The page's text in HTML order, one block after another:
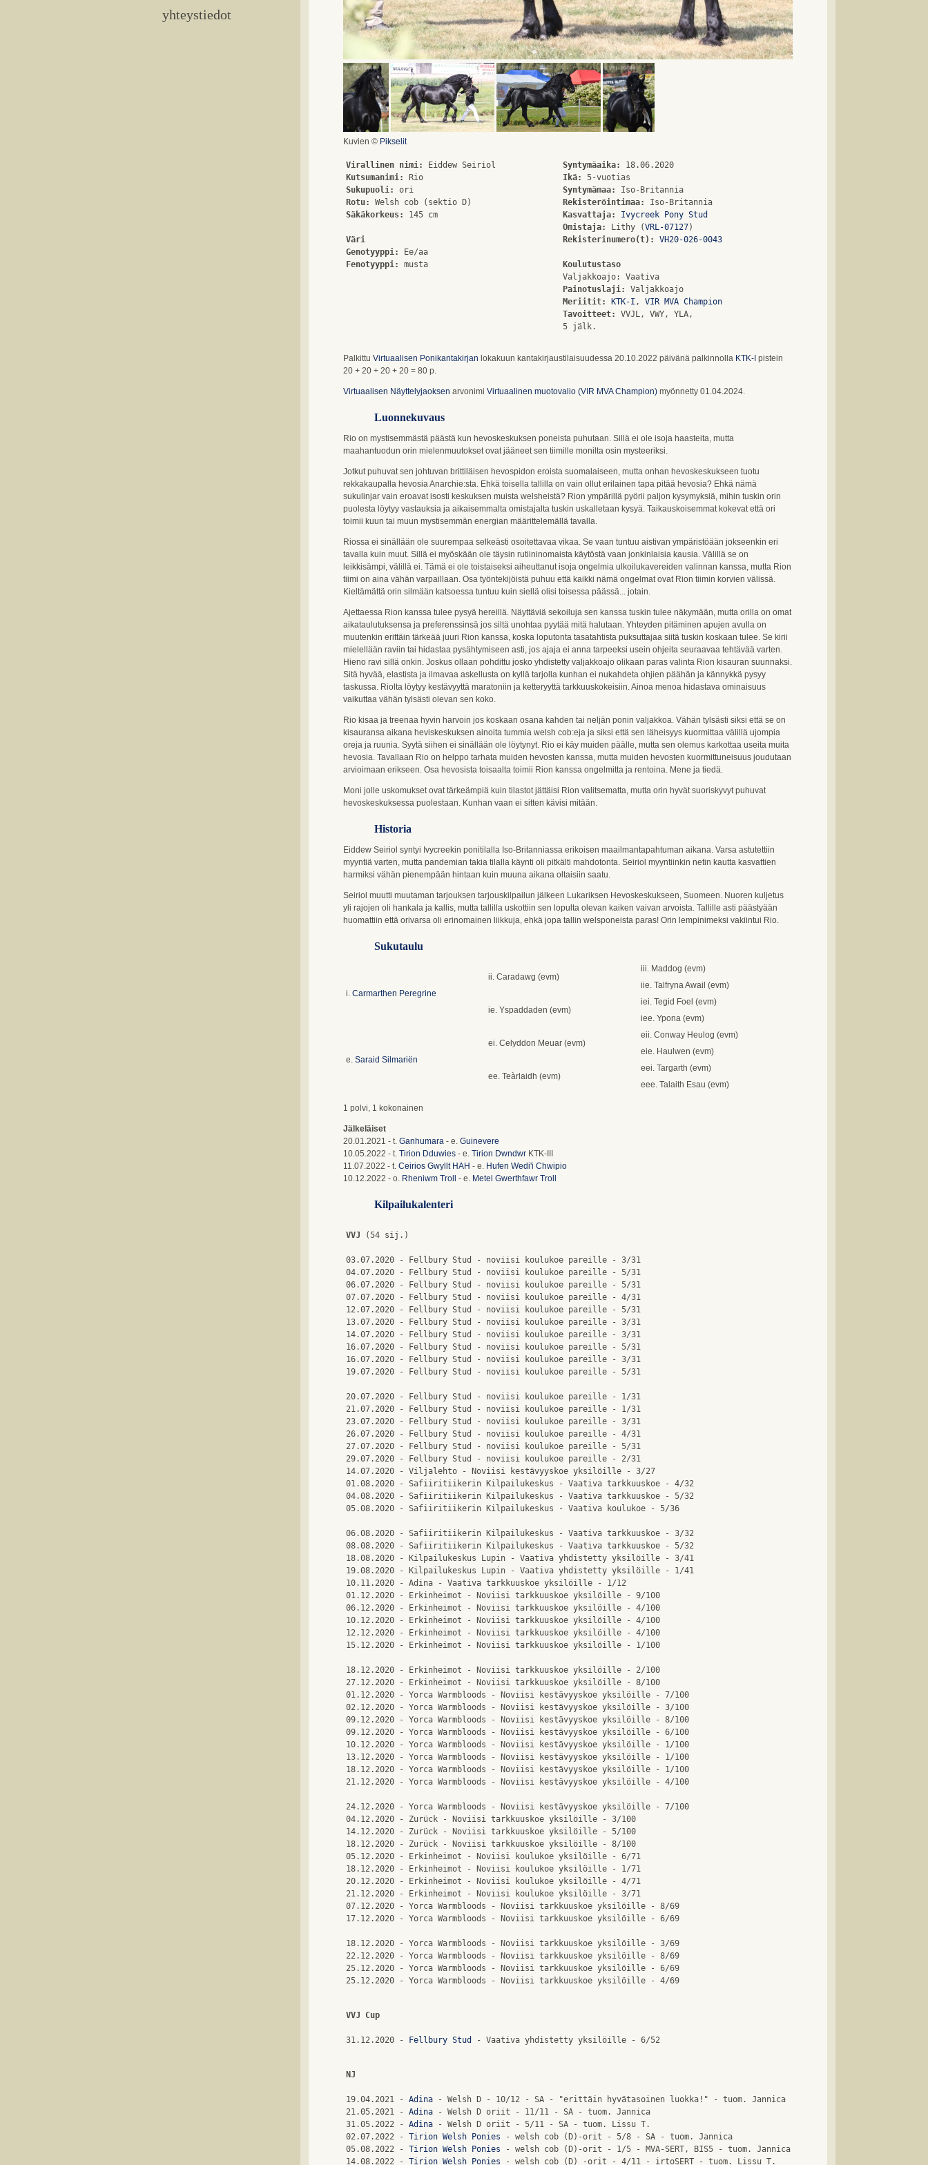
yhteystiedot
Kuvien © Pikselit
Virallinen nimi:
Kutsumanimi:
Sukupuoli:
Rotu:
Säkäkorkeus:
145 cm
Väri
Genotyyppi:
Fenotyyppi:
Syntymäaika:
Ikä:
Syntymämaa:
Rekisteröintimaa:
Kasvattaja:
Ivycreek Pony Stud
Omistaja:
Lithy (VRL-07127
Rekisterinumero(t):
VH20-026-0043
Koulutustaso
Painotuslaji:
Meriitit:
KTK-I , VIR MVA Champion
Tavoitteet:
VVJL, VWY, YLA,
Palkittu Virtuaalisen Ponikantakirjan lokakuun kantakirjaustilaisuudessa 20.10.2022 päivänä palkinnolla KTK-I pistein
20 + 20 + 20 + 20 = 80 p.
Virtuaalisen Näyttelyjaoksen arvonimi Virtuaalinen muotovalio (VIR MVA Champion) myönnetty 01.04.2024.
Luonnekuvaus
Rio on mystisemmästä päästä kun hevoskeskuksen poneista puhutaan. Sillä ei ole isoja haasteita, mutta
maahantuodun orin mielenmuutokset ovat jääneet sen tiimille monilta osin mysteeriksi.
Jotkut puhuvat sen johtuvan brittiläisen hevospidon eroista suomalaiseen, mutta onhan hevoskeskukseen tuotu
rekkakaupalla hevosia Anarchie:sta. Ehkä toisella tallilla on vain ollut erilainen tapa pitää hevosia? Ehkä nämä
sukulinjar vain eroavat isosti keskuksen muista welsheistä? Rion ympärillä pyörii paljon kysymyksiä, mihin tuskin orin
puolesta löytyy vastauksia ja aikaisemmalta omistajalta tuskin uskalletaan kysyä. Taikauskoisemmat kokevat että ori
toimii kuun tai muun mystisemmän energian määrittelemällä tavalla.
Riossa ei sinällään ole suurempaa selkeästi osoitettavaa vikaa. Se vaan tuntuu aistivan ympäristöään jokseenkin eri
tavalla kuin muut. Sillä ei myöskään ole täysin rutiininomaista käytöstä vaan jonkinlaisia kausia. Välillä se on
leikkisämpi, välillä ei. Tämä ei ole toistaiseksi aiheuttanut isoja ongelmia ulkoilukavereiden valinnan kanssa, mutta Rion
tiimi on aina vähän varpaillaan. Osa työntekijöistä puhuu että kaikki nämä ongelmat ovat Rion tiimin korvien välissä.
Kieltämättä orin silmään katsoessa tuntuu kuin siellä olisi toisessa päässä... jotain.
Ajettaessa Rion kanssa tulee pysyä hereillä. Näyttäviä sekoiluja sen kanssa tuskin tulee näkymään, mutta orilla on omat
aikataulutuksensa ja preferenssinsä jos siltä unohtaa pyytää mitä halutaan. Yhteyden pitäminen apujen avulla on
muutenkin erittäin tärkeää juuri Rion kanssa, koska loputonta tasatahtista puksuttajaa siitä tuskin koskaan tulee. Se kirii
mielellään raviin tai hidastaa pysähtymiseen asti, jos ajaja ei anna tarpeeksi usein ohjeita seuraavaa tehtävää varten.
Hieno ravi sillä onkin. Joskus ollaan pohdittu josko yhdistetty valjakkoajo olikaan paras valinta Rion kisauran suunnaksi.
Sitä hyvää, elastista ja ilmavaa askellusta on kyllä tarjolla kunhan ei nukahdeta ohjien päähän ja kännykkä pysyy
taskussa. Riolta löytyy kestävyyttä maratoniin ja ketteryyttä tarkkuuskokeisiin. Ainoa menoa hidastava ominaisuus
vaikuttaa vähän tylsästi olevan sen koko.
Rio kisaa ja treenaa hyvin harvoin jos koskaan osana kahden tai neljän ponin valjakkoa. Vähän tylsästi siksi että se on
kisauransa aikana heviskeskuksen ainoita tummia welsh cob:eja ja siksi että sen läheisyys kuormittaa välillä ujompia
oreja ja ruunia. Syytä siihen ei sinällään ole löytynyt. Rio ei käy muiden päälle, mutta sen olemus karkottaa useita muita
hevosia. Tavallaan Rio on helppo tarhata muiden hevosten kanssa, mutta muiden hevosten kuormittuneisuus joudutaan
arvioimaan erikseen. Osa hevosista toisaalta toimii Rion kanssa ongelmitta ja rentoina. Mene ja tiedä.
Moni jolle uskomukset ovat tärkeämpiä kuin tilastot jättäisi Rion valitsematta, mutta orin hyvät suoriskyvyt puhuvat
hevoskeskuksessa puolestaan. Kunhan vaan ei sitten kävisi mitään.
Historia
Eiddew Seiriol syntyi Ivycreekin ponitilalla Iso-Britanniassa erikoisen maailmantapahtuman aikana. Varsa astutettiin
myyntiä varten, mutta pandemian takia tilalla käynti oli pitkälti mahdotonta. Seiriol myyntiinkin netin kautta kasvattien
harmiksi vähän pienempään hintaan kuin muuna aikana oltaisiin saatu.
Seiriol muutti muutaman tarjouksen tarjouskilpailun jälkeen Lukariksen Hevoskeskukseen, Suomeen. Nuoren kuljetus
yli rajojen oli hankala ja kallis, mutta tallilla uskottiin sen lopulta olevan kaiken vaivan arvoista. Tallille asti päästyään
huomattiin että orivarsa oli erinomainen liikkuja, ehkä jopa tallin welsponeista paras! Orin lempinimeksi vakiintui Rio.
Sukutaulu
i. Carmarthen Peregrine
ii. Caradawg (evm)
iii. Maddog (evm)
iie. Talfryna Awail (evm)
ie. Yspaddaden (evm)
iei. Tegid Foel (evm)
iee. Ypona (evm)
e. Saraid Silmariën
ei. Celyddon Meuar (evm)
eii. Conway Heulog (evm)
eie. Haulwen (evm)
ee. Teàrlaidh (evm)
eei. Targarth (evm)
eee. Talaith Esau (evm)
1 polvi, 1 kokonainen
Jälkeläiset
20.01.2021 - t. Ganhumara - e. Guinevere
10.05.2022 - t. Tirion Dduwies - e. Tirion Dwndwr KTK-III
11.07.2022 - t. Ceirios Gwyllt HAH - e. Hufen Wedi'i Chwipio
10.12.2022 - o. Rheniwm Troll - e. Metel Gwerthfawr Troll
Kilpailukalenteri
VVJ (54 sij.)
03.07.2020 - Fellbury Stud - noviisi koulukoe pareille - 3/31
04.07.2020 - Fellbury Stud - noviisi koulukoe pareille - 5/31
06.07.2020 - Fellbury Stud - noviisi koulukoe pareille - 5/31
07.07.2020 - Fellbury Stud - noviisi koulukoe pareille - 4/31
12.07.2020 - Fellbury Stud - noviisi koulukoe pareille - 5/31
13.07.2020 - Fellbury Stud - noviisi koulukoe pareille - 3/31
14.07.2020 - Fellbury Stud - noviisi koulukoe pareille - 3/31
16.07.2020 - Fellbury Stud - noviisi koulukoe pareille - 5/31
16.07.2020 - Fellbury Stud - noviisi koulukoe pareille - 3/31
19.07.2020 - Fellbury Stud - noviisi koulukoe pareille - 5/31
20.07.2020 - Fellbury Stud - noviisi koulukoe pareille - 1/31
21.07.2020 - Fellbury Stud - noviisi koulukoe pareille - 1/31
23.07.2020 - Fellbury Stud - noviisi koulukoe pareille - 3/31
26.07.2020 - Fellbury Stud - noviisi koulukoe pareille - 4/31
27.07.2020 - Fellbury Stud - noviisi koulukoe pareille - 5/31
29.07.2020 - Fellbury Stud - noviisi koulukoe pareille - 2/31
14.07.2020 - Viljalehto - Noviisi kestävyyskoe yksilöille - 3/27
01.08.2020 - Safiiritiikerin Kilpailukeskus - Vaativa tarkkuuskoe - 4/32
04.08.2020 - Safiiritiikerin Kilpailukeskus - Vaativa tarkkuuskoe - 5/32
05.08.2020 - Safiiritiikerin Kilpailukeskus - Vaativa koulukoe - 5/36
06.08.2020 - Safiiritiikerin Kilpailukeskus - Vaativa tarkkuuskoe - 3/32
08.08.2020 - Safiiritiikerin Kilpailukeskus - Vaativa tarkkuuskoe - 5/32
18.08.2020 - Kilpailukeskus Lupin - Vaativa yhdistetty yksilöille - 3/41
19.08.2020 - Kilpailukeskus Lupin - Vaativa yhdistetty yksilöille - 1/41
10.11.2020 - Adina - Vaativa tarkkuuskoe yksilöille - 1/12
01.12.2020 - Erkinheimot - Noviisi tarkkuuskoe yksilöille - 9/100
06.12.2020 - Erkinheimot - Noviisi tarkkuuskoe yksilöille - 4/100
10.12.2020 - Erkinheimot - Noviisi tarkkuuskoe yksilöille - 4/100
12.12.2020 - Erkinheimot - Noviisi tarkkuuskoe yksilöille - 4/100
15.12.2020 - Erkinheimot - Noviisi tarkkuuskoe yksilöille - 1/100
18.12.2020 - Erkinheimot - Noviisi tarkkuuskoe yksilöille - 2/100
27.12.2020 - Erkinheimot - Noviisi tarkkuuskoe yksilöille - 8/100
01.12.2020 - Yorca Warmbloods - Noviisi kestävyyskoe yksilöille - 7/100
02.12.2020 - Yorca Warmbloods - Noviisi kestävyyskoe yksilöille - 3/100
09.12.2020 - Yorca Warmbloods - Noviisi kestävyyskoe yksilöille - 8/100
09.12.2020 - Yorca Warmbloods - Noviisi kestävyyskoe yksilöille - 6/100
10.12.2020 - Yorca Warmbloods - Noviisi kestävyyskoe yksilöille - 1/100
13.12.2020 - Yorca Warmbloods - Noviisi kestävyyskoe yksilöille - 1/100
18.12.2020 - Yorca Warmbloods - Noviisi kestävyyskoe yksilöille - 1/100
21.12.2020 - Yorca Warmbloods - Noviisi kestävyyskoe yksilöille - 4/100
24.12.2020 - Yorca Warmbloods - Noviisi kestävyyskoe yksilöille - 7/100
04.12.2020 - Zurück - Noviisi tarkkuuskoe yksilöille - 3/100
14.12.2020 - Zurück - Noviisi tarkkuuskoe yksilöille - 5/100
18.12.2020 - Zurück - Noviisi tarkkuuskoe yksilöille - 8/100
05.12.2020 - Erkinheimot - Noviisi koulukoe yksilöille - 6/71
18.12.2020 - Erkinheimot - Noviisi koulukoe yksilöille - 1/71
20.12.2020 - Erkinheimot - Noviisi koulukoe yksilöille - 4/71
21.12.2020 - Erkinheimot - Noviisi koulukoe yksilöille - 3/71
07.12.2020 - Yorca Warmbloods - Noviisi tarkkuuskoe yksilöille - 8/69
17.12.2020 - Yorca Warmbloods - Noviisi tarkkuuskoe yksilöille - 6/69
18.12.2020 - Yorca Warmbloods - Noviisi tarkkuuskoe yksilöille - 3/69
22.12.2020 - Yorca Warmbloods - Noviisi tarkkuuskoe yksilöille - 8/69
25.12.2020 - Yorca Warmbloods - Noviisi tarkkuuskoe yksilöille - 6/69
VVJ Cup
31.12.2020 - Fellbury Stud
NJ
19.04.2021 - Adina - Welsh D - 10/12 - SA - "erittäin hyvätasoinen luokka!" - tuom. Jannica
21.05.2021 - Adina - Welsh D oriit - 11/11 - SA - tuom. Jannica
31.05.2022 - Adina - Welsh D oriit - 5/11 - SA - tuom. Lissu T.
02.07.2022 - Tirion Welsh Ponies - welsh cob (D)-orit - 5/8 - SA - tuom. Jannica
05.08.2022 - Tirion Welsh Ponies - welsh cob (D)-orit - 1/5 - MVA-SERT, BIS5 - tuom. Jannica
14.08.2022 - Tirion Welsh Ponies - welsh cob (D) -orit - 4/11 - irtoSERT - tuom. Lissu T.